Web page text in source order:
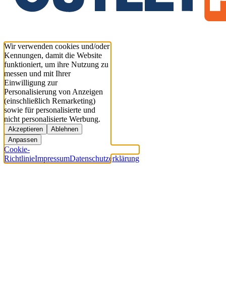
Wir verwenden cookies und/oder
Kennungen, damit die Website
funktioniert, um ihre Nutzung zu
messen und mit Ihrer
Einwilligung zur
Personalisierung von Anzeigen
(einschließlich Remarketing)
sowie für personalisierte und
nicht personalisierte Werbung.
Akzeptieren
Ablehnen
Anpassen
Cookie-
RichtlinieImpressumDatenschutzerklärung